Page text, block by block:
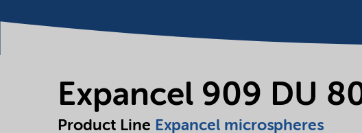
Expancel 909 DU
Product Line Expancel microspheres